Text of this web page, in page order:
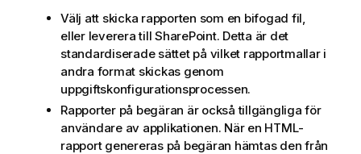
Välj att skicka rapporten som en bifogad fil,
eller leverera till SharePoint. Detta är det
standardiserade sättet på vilket rapportmallar i
andra format skickas genom
uppgiftskonfigurationsprocessen.
Rapporter på begäran är också tillgängliga för
användare av applikationen. När en HTML-
rapport genereras på begäran hämtas den från